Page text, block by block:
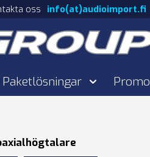
oss info(at)audioimport.fi
Paketlösningar Promo